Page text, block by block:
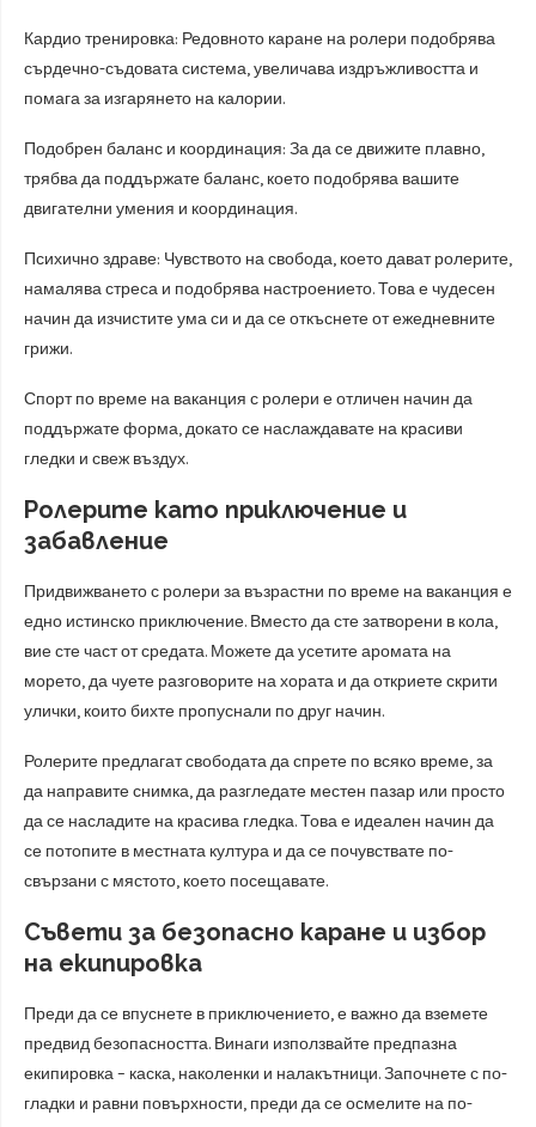
Кардио тренировка: Редовното каране на ролери подобрява
сърдечно-съдовата система, увеличава издръжливостта и
помага за изгарянето на калории.
Подобрен баланс и координация: За да се движите плавно,
трябва да поддържате баланс, което подобрява вашите
двигателни умения и координация.
Психично здраве: Чувството на свобода, което дават ролерите,
намалява стреса и подобрява настроението. Това е чудесен
начин да изчистите ума си и да се откъснете от ежедневните
грижи.
Спорт по време на ваканция с ролери е отличен начин да
поддържате форма, докато се наслаждавате на красиви
гледки и свеж въздух.
Ролерите като приключение и
забавление
Придвижването с ролери за възрастни по време на ваканция е
едно истинско приключение. Вместо да сте затворени в кола,
вие сте част от средата. Можете да усетите аромата на
морето, да чуете разговорите на хората и да откриете скрити
улички, които бихте пропуснали по друг начин.
Ролерите предлагат свободата да спрете по всяко време, за
да направите снимка, да разгледате местен пазар или просто
да се насладите на красива гледка. Това е идеален начин да
се потопите в местната култура и да се почувствате по-
свързани с мястото, което посещавате.
Съвети за безопасно каране и избор
на екипировка
Преди да се впуснете в приключението, е важно да вземете
предвид безопасността. Винаги използвайте предпазна
екипировка – каска, наколенки и налакътници. Започнете с по-
гладки и равни повърхности, преди да се осмелите на по-